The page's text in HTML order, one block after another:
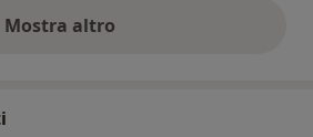
Mostra altroopinioni di cui sopra